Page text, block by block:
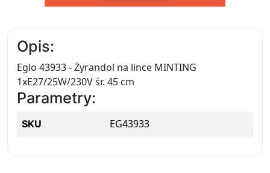
Opis:
Eglo 43933 - Żyrandol na lince MINTING
1xE27/25W/230V śr. 45 cm
Parametry:
SKU EG43933